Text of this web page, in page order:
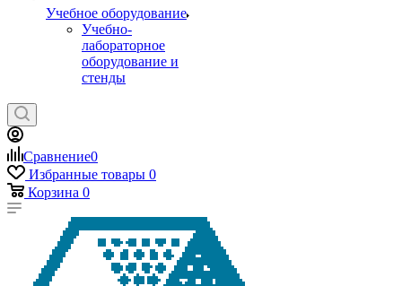
Учебное оборудование
Учебно-
лабораторное
оборудование и
стенды
Сравнение0
Избранные товары 0
Корзина 0